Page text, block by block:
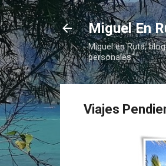
Miguel En
Miguel en Ruta,
personales"
Viajes